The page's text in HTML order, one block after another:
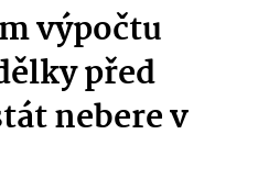
výpočtu
před
nebere v